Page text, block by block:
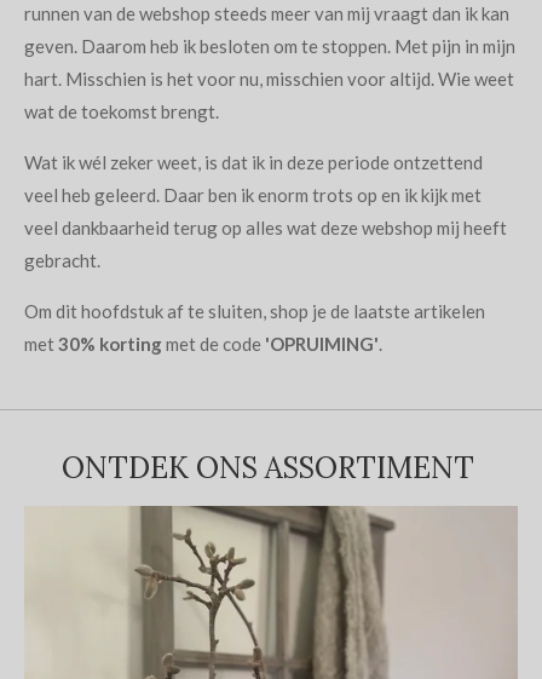
runnen van de webshop steeds meer van mij vraagt dan ik kan
geven. Daarom heb ik besloten om te stoppen. Met pijn in mijn
hart. Misschien is het voor nu, misschien voor altijd. Wie weet
wat de toekomst brengt.
Wat ik wél zeker weet, is dat ik in deze periode ontzettend
veel heb geleerd. Daar ben ik enorm trots op en ik kijk met
veel dankbaarheid terug op alles wat deze webshop mij heeft
gebracht.
Om dit hoofdstuk af te sluiten, shop je de laatste artikelen
met30% kortingmet de code 'OPRUIMING'
ONTDEK ONS ASSORTIMENT